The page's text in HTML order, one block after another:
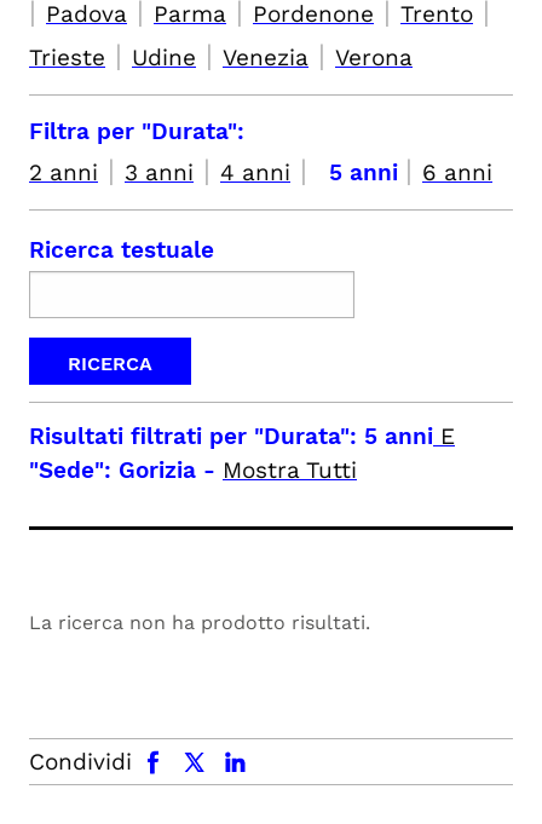
| Padova | Parma | Pordenone | Trento |
Trieste | Udine | Venezia | Verona
Filtra per "Durata":
2 anni | 3 anni | 4 anni | 5 anni | 6 anni
Ricerca testuale
Risultati filtrati per "Durata": 5 anni E
"Sede": Gorizia - Mostra Tutti
La ricerca non ha prodotto risultati.
Condividi
facebook x.com linkedin